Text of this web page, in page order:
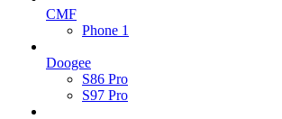
CMF
Phone 1
Doogee
S86 Pro
S97 Pro